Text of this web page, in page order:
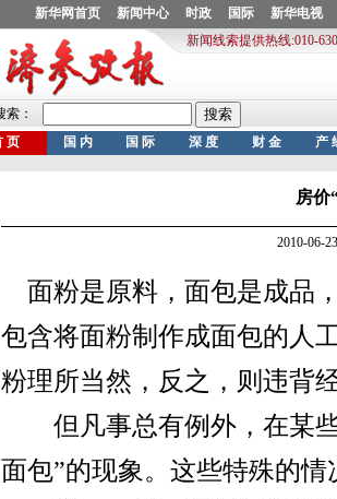
房价
2010-06-
面粉是原料，面包是成品
包含将面粉制作成面包的人
粉理所当然，反之，则违背
但凡事总有例外，在某些
面包”的现象。这些特殊的情